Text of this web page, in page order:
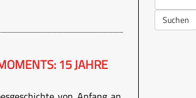
15 JAHRE
Suchen